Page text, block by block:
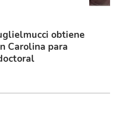
obtiene
Carolina para